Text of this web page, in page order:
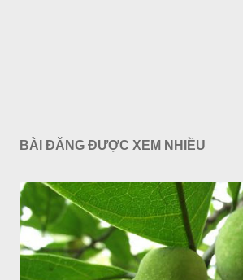
BÀI ĐĂNG ĐƯỢC XEM NHIỀU